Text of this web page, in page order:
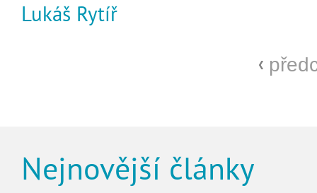
Lukáš Rytíř
Nejnovější články